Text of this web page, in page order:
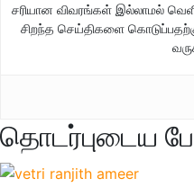
சரியான விவரங்கள் இல்லாமல்
சிறந்த செய்திகளை
தொடர்புடைய